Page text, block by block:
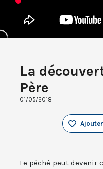
La
Père
01/05/2018
Le péché peut devenir